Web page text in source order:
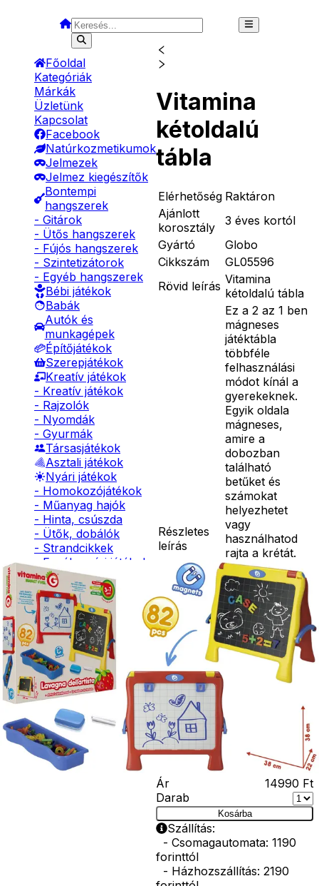
Főoldal
Kategóriák
Márkák
Üzletünk
Kapcsolat
Facebook
Natúrkozmetikumok
Jelmezek
Jelmez kiegészítők
Bontempi
hangszerek
- Gitárok
- Ütős hangszerek
- Fújós hangszerek
- Szintetizátorok
- Egyéb hangszerek
Bébi játékok
Babák
Autók és
munkagépek
Építőjátékok
Szerepjátékok
Kreatív játékok
- Kreatív játékok
- Rajzolók
- Nyomdák
- Gyurmák
Társasjátékok
Asztali játékok
Nyári játékok
- Homokozójátékok
- Műanyag hajók
- Hinta, csúszda
- Ütők, dobálók
- Strandcikkek
- Egyéb nyári játékok
Lábbal hajtós
járművek
Téli játékok
Vitamina
kétoldalú
tábla
Elérhetőség Raktáron
Ajánlott
korosztály
3 éves kortól
Gyártó
Globo
Cikkszám
GL05596
Rövid leírás Vitamina
kétoldalú tábla
Részletes
leírás
Ez a 2 az 1 ben
mágneses
játéktábla
többféle
felhasználási
módot kínál a
gyerekeknek.
Egyik oldala
mágneses,
amire a
dobozban
található
betűket és
számokat
helyezhetet
vagy
használhatod
rajta a krétát.
Másik oldalára
pedig
rajzolhatsz,
szintén a
dobozban lévő
tollal. Összesen
82 kiegészítőt
tartalmaz. A
tárolható.
Mérete nyitott
állapotban:
38*32*36 cm.
Ár
14990 Ft
Darab
Kosárba
Szállítás:
- Csomagautomata: 1190
forinttól
- Házhozszállítás: 2190